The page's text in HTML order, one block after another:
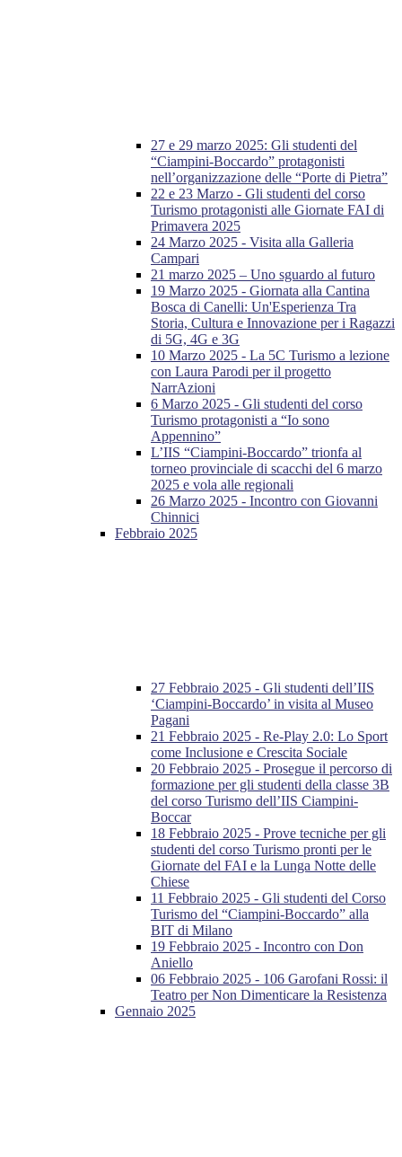
27 e 29 marzo 2025: Gli studenti del
“Ciampini-Boccardo” protagonisti
nell’organizzazione delle “Porte di Pietra”
22 e 23 Marzo - Gli studenti del corso
Turismo protagonisti alle Giornate FAI di
Primavera 2025
24 Marzo 2025 - Visita alla Galleria
Campari
21 marzo 2025 – Uno sguardo al futuro
19 Marzo 2025 - Giornata alla Cantina
Bosca di Canelli: Un'Esperienza Tra
Storia, Cultura e Innovazione per i Ragazzi
di 5G, 4G e 3G
10 Marzo 2025 - La 5C Turismo a lezione
con Laura Parodi per il progetto
NarrAzioni
6 Marzo 2025 - Gli studenti del corso
Turismo protagonisti a “Io sono
Appennino”
L’IIS “Ciampini-Boccardo” trionfa al
torneo provinciale di scacchi del 6 marzo
2025 e vola alle regionali
26 Marzo 2025 - Incontro con Giovanni
Chinnici
Febbraio 2025
27 Febbraio 2025 - Gli studenti dell’IIS
‘Ciampini-Boccardo’ in visita al Museo
Pagani
21 Febbraio 2025 - Re-Play 2.0: Lo Sport
come Inclusione e Crescita Sociale
20 Febbraio 2025 - Prosegue il percorso di
formazione per gli studenti della classe 3B
del corso Turismo dell’IIS Ciampini-
Boccar
18 Febbraio 2025 - Prove tecniche per gli
studenti del corso Turismo pronti per le
Giornate del FAI e la Lunga Notte delle
Chiese
11 Febbraio 2025 - Gli studenti del Corso
Turismo del “Ciampini-Boccardo” alla
BIT di Milano
19 Febbraio 2025 - Incontro con Don
Aniello
06 Febbraio 2025 - 106 Garofani Rossi: il
Teatro per Non Dimenticare la Resistenza
Gennaio 2025